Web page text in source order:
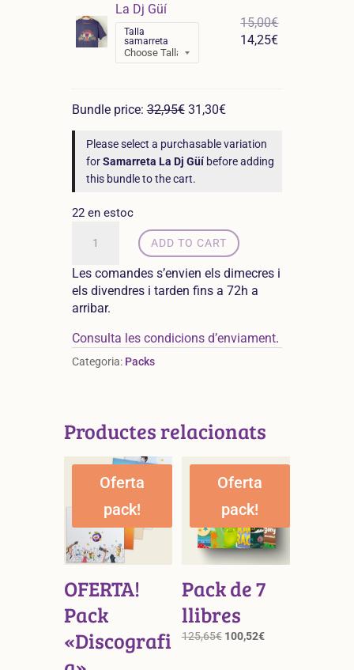
La Dj Güí
Talla
samarreta
15,00€El
preu
14,25€El
Bundle price: 32,95€ 31,30€
Please select a purchasable variation
forSamarreta La Dj Güíbefore adding
this bundle to the cart.
22 en estoc
Güí:
Llibre
La
Dj
Güí
+
Güí
ADD TO CART
Les comandes s’envien els dimecres i
els divendres i tarden fins a 72h a
arribar.
Consulta les condicions d’enviament.
Categoria: Packs
Productes relacionats
Oferta
pack!
OFERTA!
Pack
«Discografi
Oferta
pack!
Pack de 7
llibres
125,65€ El
100,52€El